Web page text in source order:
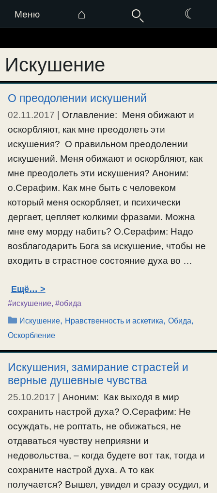
Меню ⌂ ☾
к
содержимому
Искушение
О преодолении искушений
02.11.2017 | Оглавление: Меня обижают и
оскорбляют, как мне преодолеть эти
искушения? О правильном преодолении
искушений. Меня обижают и оскорбляют, как
мне преодолеть эти искушения? Аноним:
о.Серафим. Как мне быть с человеком
который меня оскорбляет, и психически
дергает, цепляет колкими фразами. Можна
мне ему морду набить? О.Серафим: Надо
возблагодарить Бога за искушение, чтобы не
входить в страстное состояние духа во …
Ещё…
#искушение, #обида
Рубрики
Искушение, Нравственность и аскетика,Обида,
Оскорбление
Искушения, замирание страстей и
верные душевные чувства
25.10.2017
Аноним: Как выходя в мир
сохранить настрой духа? О.Серафим: Не
осуждать, не роптать, не обижаться, не
отдаваться чувству неприязни и
недовольства, – когда будете вот так, тогда и
сохраните настрой духа. А то как
получается? Вышел, увидел и сразу осудил, и